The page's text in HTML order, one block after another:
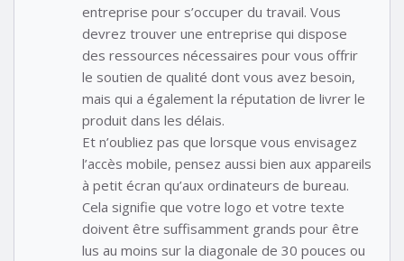
entreprise pour s’occuper du travail. Vous
devrez trouver une entreprise qui dispose
des ressources nécessaires pour vous offrir
le soutien de qualité dont vous avez besoin,
mais qui a également la réputation de livrer le
produit dans les délais.
Et n’oubliez pas que lorsque vous envisagez
l’accès mobile, pensez aussi bien aux appareils
à petit écran qu’aux ordinateurs de bureau.
Cela signifie que votre logo et votre texte
doivent être suffisamment grands pour être
lus au moins sur la diagonale de 30 pouces ou